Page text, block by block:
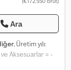
Ara
, Üretim yılı:
Aksesuarlar = -
Cjdpfxsxn